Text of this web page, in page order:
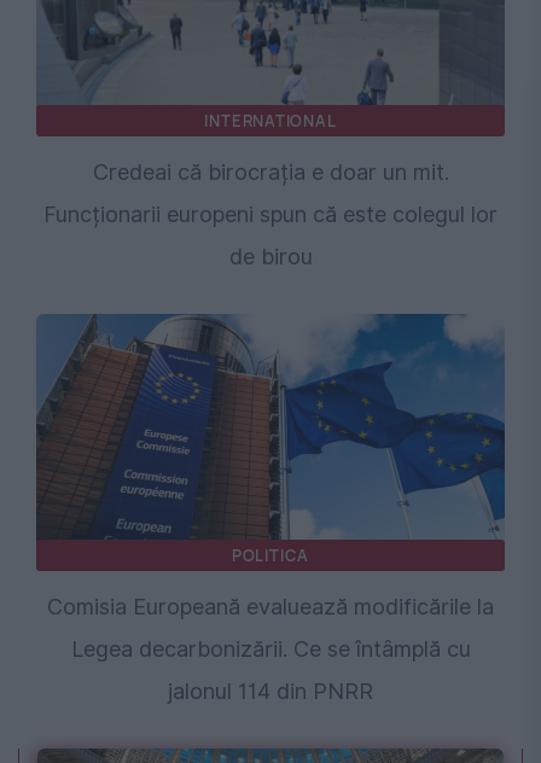
INTERNATIONAL
Credeai că birocrația e doar un mit.
Funcționarii europeni spun că este colegul lor
de birou
POLITICA
Comisia Europeană evaluează modificările la
Legea decarbonizării. Ce se întâmplă cu
jalonul 114 din PNRR